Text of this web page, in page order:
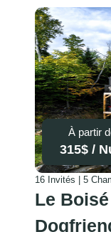
16 Invités | 5
Le
À partir
315$ /